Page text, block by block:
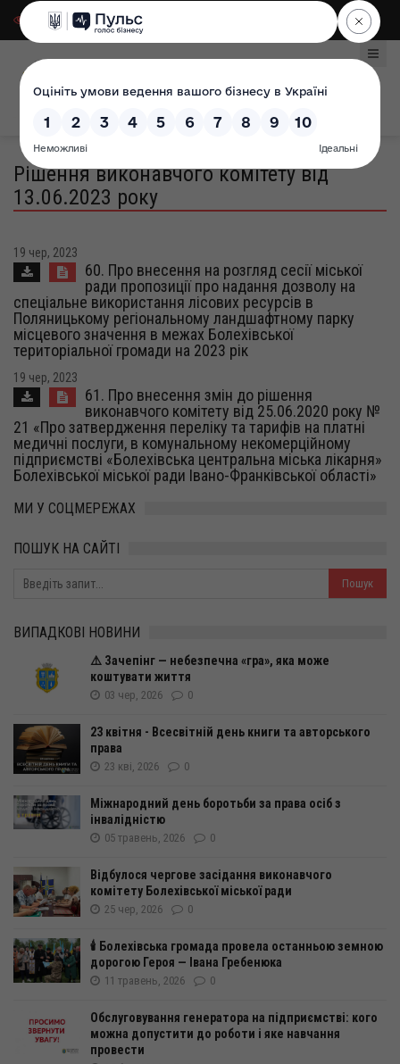
Для слабозорих|
Рішення виконавчого комітету від
13.06.2023 року
19 чер, 2023
60. Про внесення на розгляд сесії міської
ради пропозиції про надання дозволу на
спеціальне використання лісових ресурсів в
Поляницькому регіональному ландшафтному парку
місцевого значення в межах Болехівської
територіальної громади на 2023 рік
19 чер, 2023
61. Про внесення змін до рішення
виконавчого комітету від 25.06.2020 року №
21 «Про затвердження переліку та тарифів на платні
медичні послуги, в комунальному некомерційному
підприємстві «Болехівська центральна міська лікарня»
Болехівської міської ради Івано-Франківської області»
МИ У СОЦМЕРЕЖАХ
ПОШУК НА САЙТІ
ВИПАДКОВІ НОВИНИ
⚠️ Зачепінг — небезпечна «гра», яка може
коштувати життя
03 чер, 2026 0
23 квітня - Всесвітній день книги та авторського
права
23 кві, 2026 0
Міжнародний день боротьби за права осіб з
інвалідністю
05 травень, 2026 0
Відбулося чергове засідання виконавчого
комітету Болехівської міської ради
25 чер, 2026 0
🕯️ Болехівська громада провела останньою земною
дорогою Героя — Івана Гребенюка
11 травень, 2026 0
Обслуговування генератора на підприємстві: кого
можна допустити до роботи і яке навчання
провести